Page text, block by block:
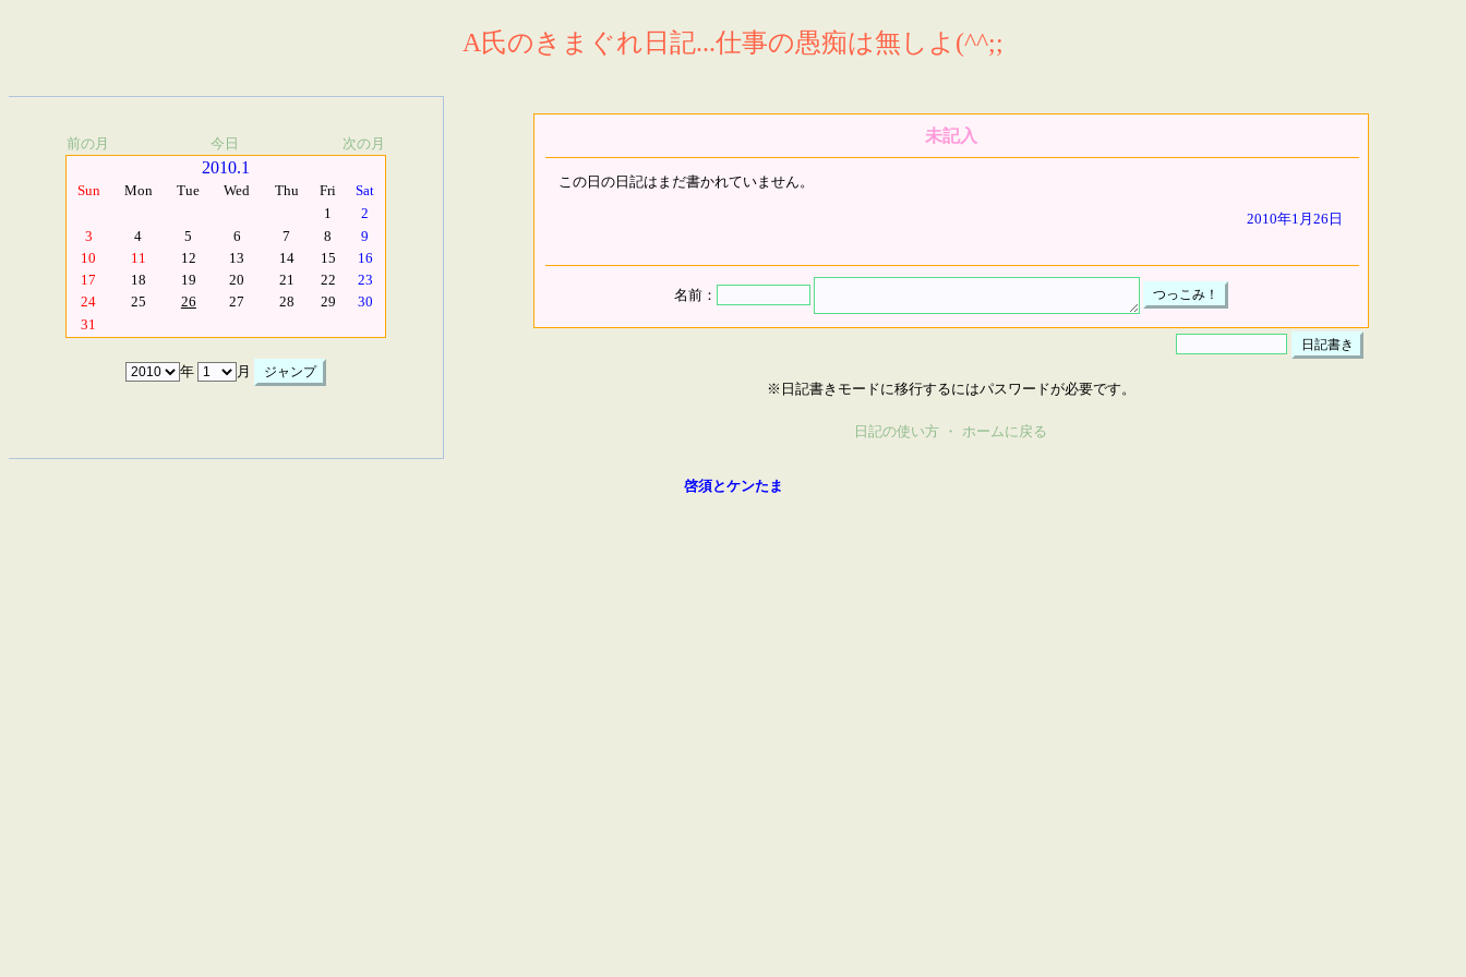
A氏のきまぐれ日記...仕事の愚痴は無しよ(^^;;
前の月 今日 次の月
2010.1
Sun Mon Tue Wed Thu Fri
Sat
1
2
3
4 5 6 7 8
9
10
11 12 13 14 15
16
17
18 19 20 21 22
23
24
25 26 27 28 29
30
31
年 月
未記入
この日の日記はまだ書かれていません。
2010年1月26日
名前：
※日記書きモードに移行するにはパスワードが必要です。
日記の使い方 ・ ホームに戻る
啓須とケンたま